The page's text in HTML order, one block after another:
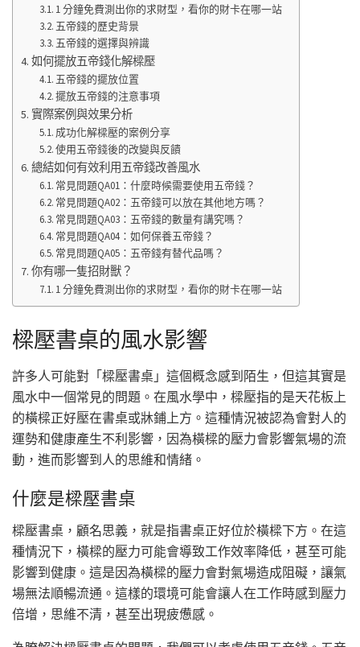
1 分鐘免費測出你的求財型，看你的財卡在哪一站
五帝錢的歷史背景
五帝錢的選擇與辨識
如何擺放五帝錢化解樑壓
五帝錢的擺放位置
擺放五帝錢的注意事項
實際案例與效果分析
成功化解樑壓的案例分享
使用五帝錢後的改變與反饋
總結如何有效利用五帝錢改善風水
常見問題QA01：什麼時候需要使用五帝錢？
常見問題QA02：五帝錢可以放在其他地方嗎？
常見問題QA03：五帝錢的數量有講究嗎？
常見問題QA04：如何保養五帝錢？
常見問題QA05：五帝錢有替代品嗎？
你有哪一隻招財獸？
1 分鐘免費測出你的求財型，看你的財卡在哪一站
樑壓書桌的風水影響
許多人可能對「樑壓書桌」這個概念感到陌生，但這其實是
風水中一個常見的問題。在風水學中，樑壓指的是天花板上
的橫樑正好壓在書桌或牀鋪上方。這種情況被認為會對人的
運勢和健康產生不利影響，因為橫樑的壓力會影響氣場的流
動，進而影響到人的思維和情緒。
什麼是樑壓書桌
樑壓書桌，顧名思義，就是指書桌正好位於橫樑下方。在這
種情況下，橫樑的壓力可能會導致工作效率降低，甚至可能
影響到健康。這是因為橫樑的壓力會對氣場造成阻礙，讓氣
場無法順暢流通。這樣的環境可能會讓人在工作時感到壓力
倍增，思維不清，甚至出現疲憊感。